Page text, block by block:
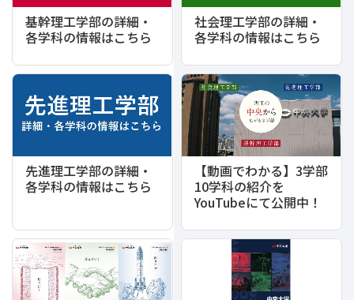
基幹理工学部の詳細・
各学科の情報はこちら
社会理工学部の詳細・
各学科の情報はこちら
先進理工学部の詳細・
各学科の情報はこちら
【動画でわかる】3学部
10学科の紹介を
YouTubeにて公開中！